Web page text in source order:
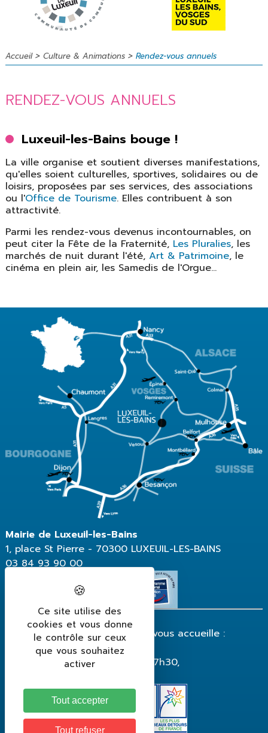
Accueil> Culture & Animations> Rendez-vous annuels
RENDEZ-VOUS ANNUELS
Luxeuil-les-Bains bouge !
La ville organise et soutient diverses manifestations,
qu'elles soient culturelles, sportives, solidaires ou de
loisirs, proposées par ses services, des associations
ou l'Office de Tourisme. Elles contribuent à son
attractivité.
Parmi les rendez-vous devenus incontournables, on
peut citer la Fête de la Fraternité, Les Pluralies, les
marchés de nuit durant l'été, Art & Patrimoine, le
cinéma en plein air, les Samedis de l'Orgue...
Mairie de Luxeuil-les-Bains
1, place St Pierre - 70300 LUXEUIL-LES-BAINS
03 84 93 90 00
La mairie de Luxeuil-les-Bains vous accueille :
du lundi au vendredi
de 8h30 à 12h et de 13h30 à 17h30,
Ce site utilise des
cookies et vous donne
le contrôle sur ceux
que vous souhaitez
activer
Tout accepter
Tout refuser